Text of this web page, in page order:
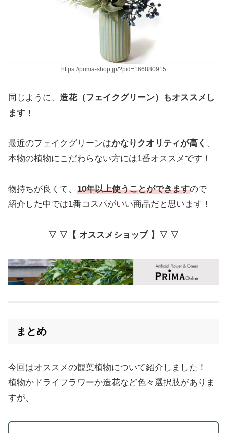
https://prima-shop.jp/?pid=166880915
同じように、 造花（フェイクグリーン）もオススメし
ます ！
最近のフェイクグリーンはかなりクオリティが高く 、
本物の植物にこだわらない方には1番オススメです！
物持ちが良くて、 10年以上使うことができますので
紹介した中では1番コスパがいい商品だと思います！
▽ ▽【 オススメショップ 】▽ ▽
まとめ
今回はオススメの観葉植物について紹介しました！
植物かドライフラワーか造花など色々選択肢がありま
すが、